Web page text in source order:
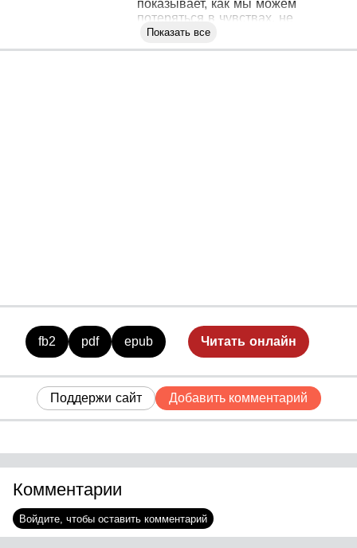
показывает, как мы можем
потеряться в чувствах, не
задумываясь о последствиях. Она
напоминает нам о необходимости
Показать все
fb2 pdf epub Читать онлайн
Поддержи сайт Добавить комментарий
Комментарии
Войдите, чтобы оставить комментарий